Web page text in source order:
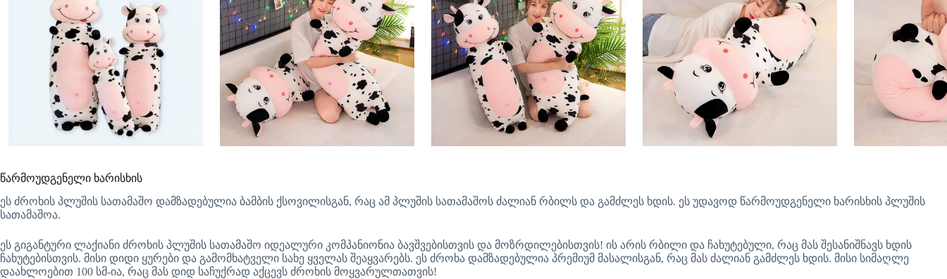
წარმოუდგენელი ხარისხის
ეს ძროხის პლუშის სათამაშო დამზადებულია ბამბის ქსოვილისგან, რაც ამ პლუშის სათამაშოს ძალიან რბილს და გამძლეს ხდის. ეს უდავოდ წარმოუდგენელი ხარისხის პლუშის
სათამაშოა.
ეს გიგანტური ლაქიანი ძროხის პლუშის სათამაშო იდეალური კომპანიონია ბავშვებისთვის და მოზრდილებისთვის! ის არის რბილი და ჩახუტებული, რაც მას შესანიშნავს ხდის
ჩახუტებისთვის. მისი დიდი ყურები და გამომხატველი სახე ყველას შეაყვარებს. ეს ძროხა დამზადებულია პრემიუმ მასალისგან, რაც მას ძალიან გამძლეს ხდის. მისი სიმაღლე
დაახლოებით 100 სმ-ია, რაც მას დიდ საჩუქრად აქცევს ძროხის მოყვარულთათვის!